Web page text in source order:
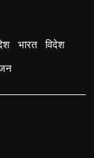
भारत विदेश